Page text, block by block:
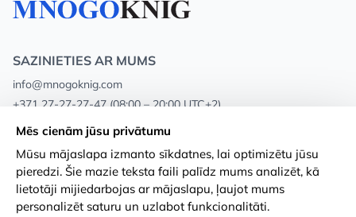
SAZINIETIES AR MUMS
info@mnogoknig.com
+371 27-27-27-47 (08:00 – 20:00 UTC+2)
Rīga, Augusta Deglava 69d, LV-1082
Par mums
Veikali
Privātuma politika
Noteikumi un nosacījumi
Mēs cienām jūsu privātumu
Mūsu mājaslapa izmanto sīkdatnes, lai optimizētu jūsu
pieredzi. Šie mazie teksta faili palīdz mums analizēt, kā
lietotāji mijiedarbojas ar mājaslapu, ļaujot mums
personalizēt saturu un uzlabot funkcionalitāti.